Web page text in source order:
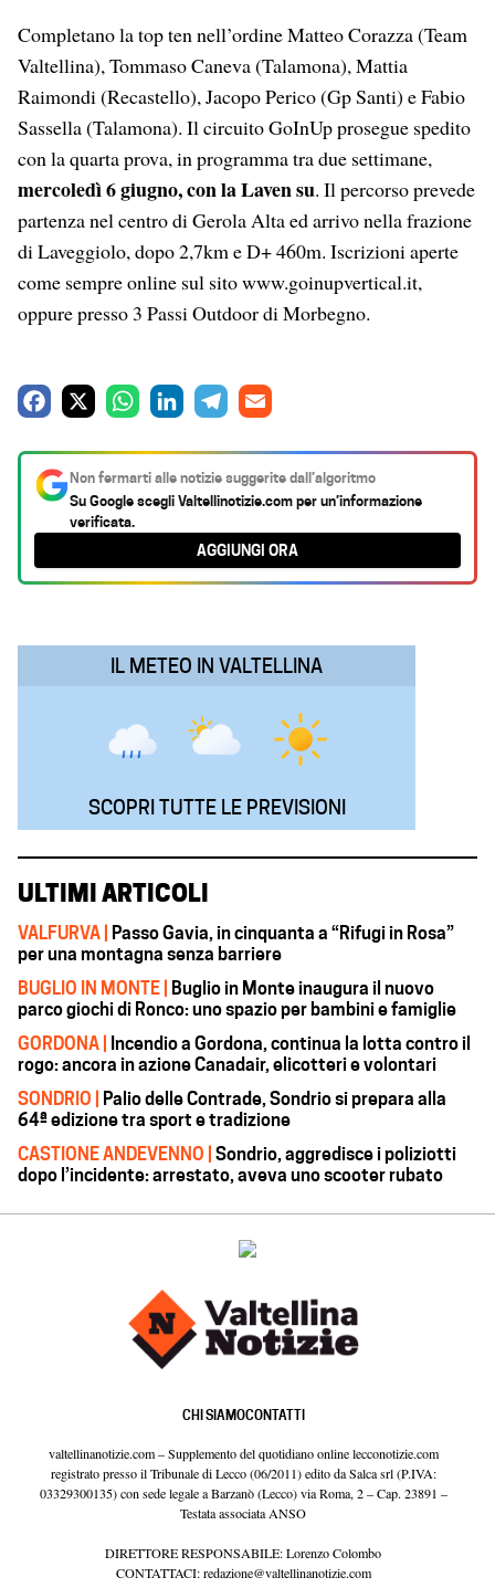
Completano la top ten nell’ordine Matteo Corazza (Team
Valtellina), Tommaso Caneva (Talamona), Mattia
Raimondi (Recastello), Jacopo Perico (Gp Santi) e Fabio
Sassella (Talamona). Il circuito GoInUp prosegue spedito
con la quarta prova, in programma tra due settimane,
mercoledì 6 giugno, con la Laven su. Il percorso prevede
partenza nel centro di Gerola Alta ed arrivo nella frazione
di Laveggiolo, dopo 2,7km e D+ 460m. Iscrizioni aperte
come sempre online sul sito www.goinupvertical.it,
oppure presso 3 Passi Outdoor di Morbegno.
c
e
b
o
t
s
A
k
e
d
e
g
r
a
i
l
Non fermarti alle notizie suggerite dall’algoritmo
Su Google scegliValtellinotizie.comper un’informazione
verificata.
AGGIUNGI ORA
IL METEO IN VALTELLINA
SCOPRI TUTTE LE PREVISIONI
ULTIMI ARTICOLI
VALFURVA |
Passo Gavia, in cinquanta a “Rifugi in Rosa”
per una montagna senza barriere
BUGLIO IN MONTE |
Buglio in Monte inaugura il nuovo
parco giochi di Ronco: uno spazio per bambini e famiglie
GORDONA |
Incendio a Gordona, continua la lotta contro il
rogo: ancora in azione Canadair, elicotteri e volontari
SONDRIO |
Palio delle Contrade, Sondrio si prepara alla
64ª edizione tra sport e tradizione
CASTIONE ANDEVENNO | Sondrio, aggredisce i poliziotti
dopo l’incidente: arrestato, aveva uno scooter rubato
CHI SIAMOCONTATTI
valtellinanotizie.com – Supplemento del quotidiano online lecconotizie.com
registrato presso il Tribunale di Lecco (06/2011) edito da Salca srl (P.IVA:
03329300135) con sede legale a Barzanò (Lecco) via Roma, 2 – Cap. 23891 –
Testata associata ANSO
DIRETTORE RESPONSABILE: Lorenzo Colombo
CONTATTACI:redazione@valtellinanotizie.com